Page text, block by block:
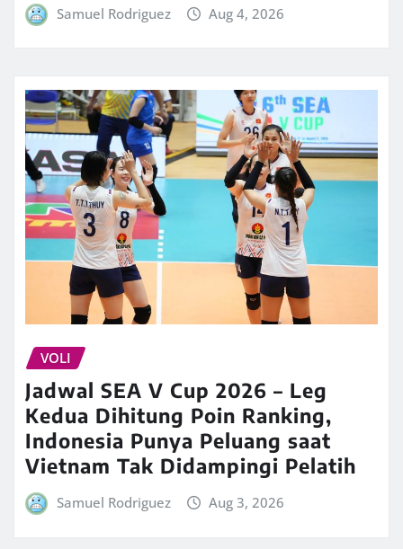
Samuel Rodriguez Aug 4, 2026
VOLI
Jadwal SEA V Cup 2026 – Leg
Kedua Dihitung Poin Ranking,
Indonesia Punya Peluang saat
Vietnam Tak Didampingi Pelatih
Samuel Rodriguez Aug 3, 2026